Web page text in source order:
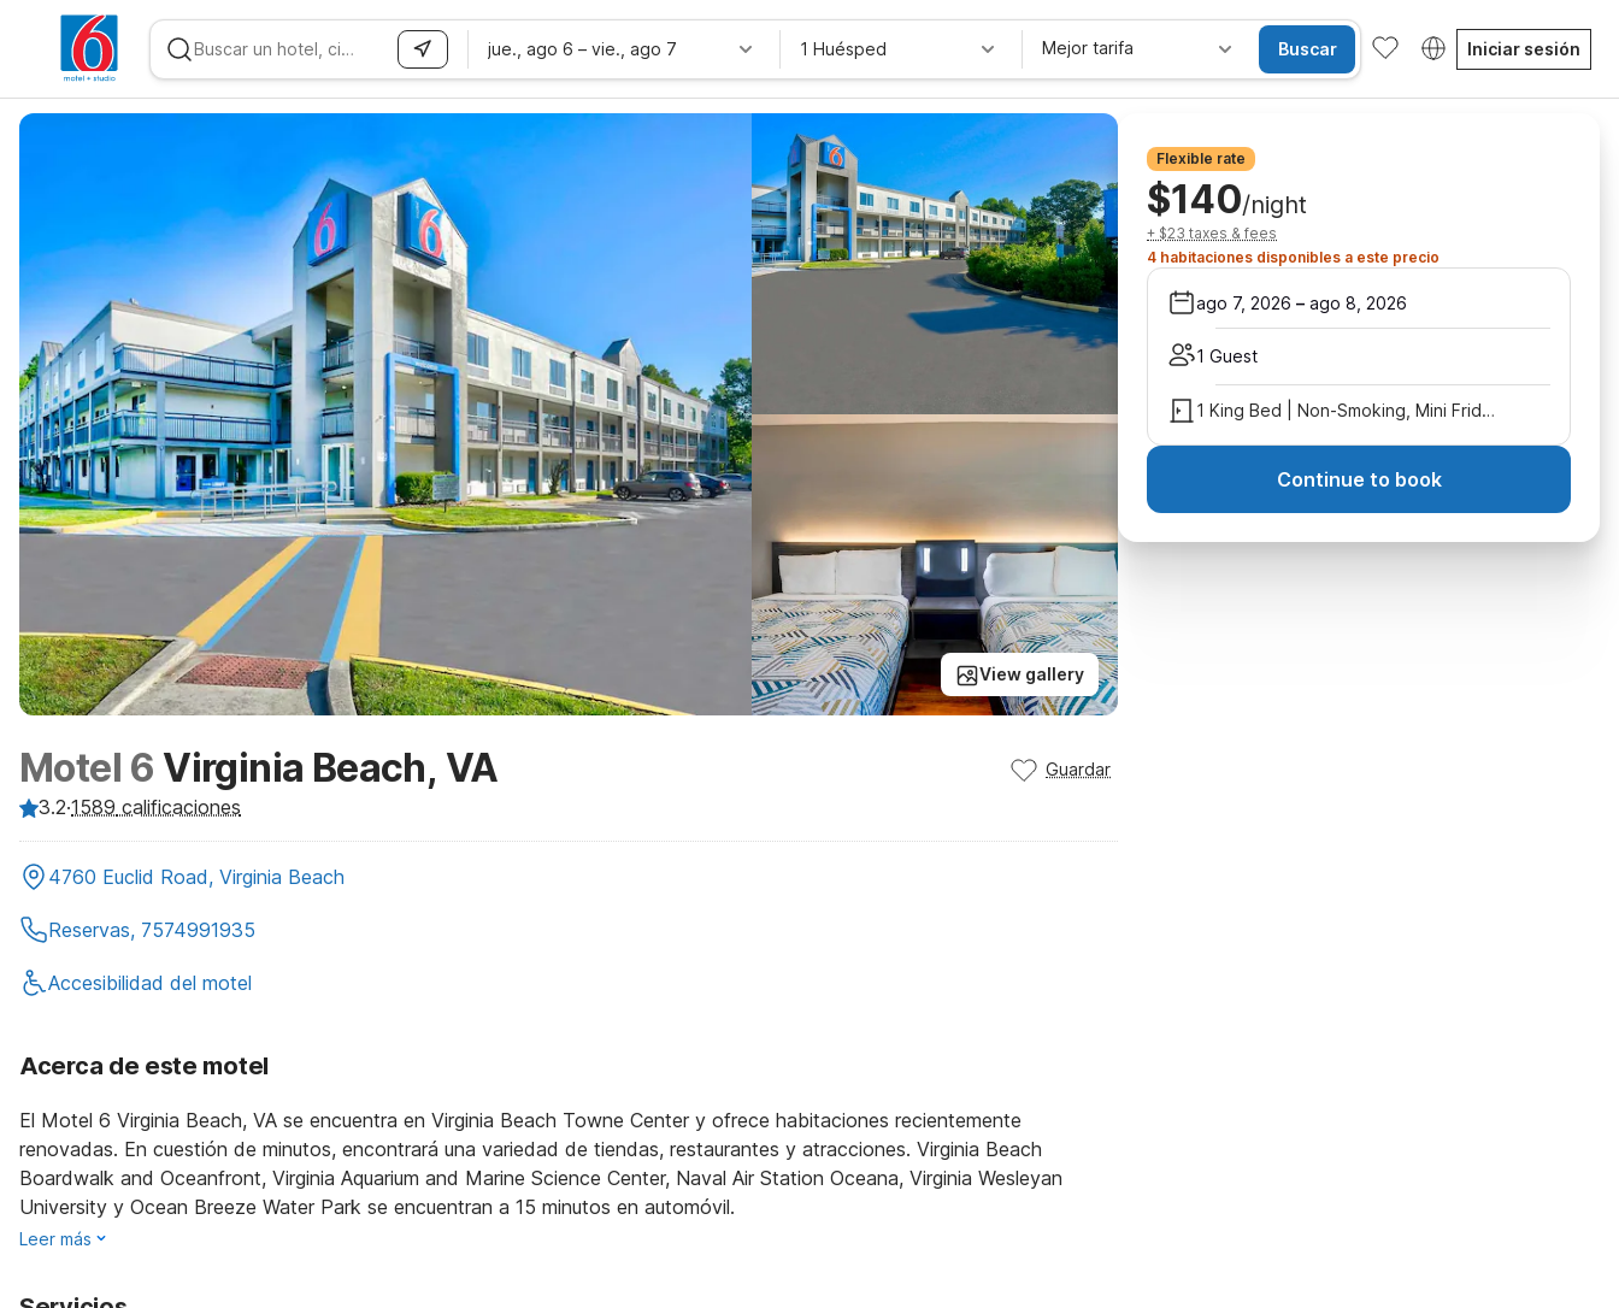
jue., ago 6 – vie., ago 7 1 Huésped Mejor tarifa Buscar Iniciar sesión
View gallery
Motel 6 Virginia Beach, VA Guardar
3.2·1589 calificaciones
4760 Euclid Road, Virginia Beach
Reservas, 7574991935
Accesibilidad del motel
Acerca de este motel
El Motel 6 Virginia Beach, VA se encuentra en Virginia Beach Towne Center y ofrece habitaciones recientemente
renovadas. En cuestión de minutos, encontrará una variedad de tiendas, restaurantes y atracciones. Virginia Beach
Boardwalk and Oceanfront, Virginia Aquarium and Marine Science Center, Naval Air Station Oceana, Virginia Wesleyan
University y Ocean Breeze Water Park se encuentran a 15 minutos en automóvil.
Leer más
Flexible rate
$140/night
+ $23 taxes & fees
4 habitaciones disponibles a este precio
ago 7, 2026 – ago 8, 2026
1 Guest
1 King Bed | Non-Smoking, Mini Fridge
Continue to book